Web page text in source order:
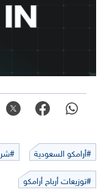
#أرامكو السعودية
#توزيعات أرباح أرامكو